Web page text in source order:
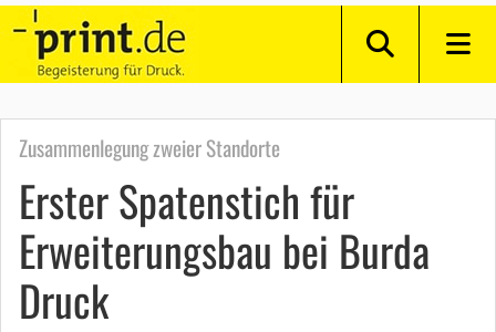
Zusammenlegung zweier Standorte
Erster Spatenstich für
Erweiterungsbau bei Burda
Druck